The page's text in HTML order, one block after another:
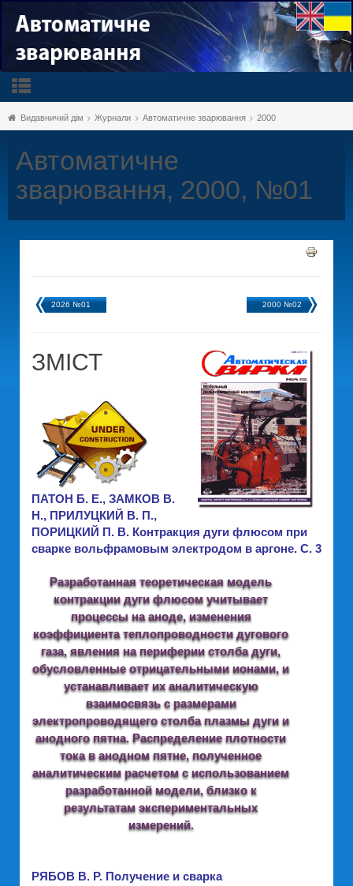
Видавничий дім Журнали Автоматичне зварювання 2000
Автоматичне
зварювання, 2000, №01
2026 №01 2000 №02
ЗМІСТ
ПАТОН Б. Е., ЗАМКОВ В.
Н., ПРИЛУЦКИЙ В. П.,
ПОРИЦКИЙ П. В. Контракция дуги флюсом при
сварке вольфрамовым электродом в аргоне. C. 3
Разработанная теоретическая модель
контракции дуги флюсом учитывает
процессы на аноде, изменения
коэффициента теплопроводности дугового
газа, явления на периферии столба дуги,
обусловленные отрицательными ионами, и
устанавливает их аналитическую
взаимосвязь с размерами
электропроводящего столба плазмы дуги и
анодного пятна. Распределение плотности
тока в анодном пятне, полученное
аналитическим расчетом с использованием
разработанной модели, близко к
результатам экспериментальных
измерений.
РЯБОВ В. Р. Получение и сварка